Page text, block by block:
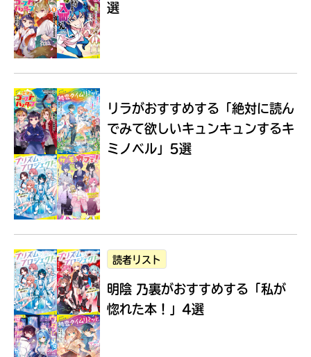
Loading...
選
リラがおすすめする 「絶対に読ん
でみて欲しいキュンキュンするキ
ミノベル」5選
読者リスト
明陰 乃裏がおすすめする 「私が
惚れた本！」4選
に
エ